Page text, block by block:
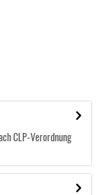
CLP-Verordnung